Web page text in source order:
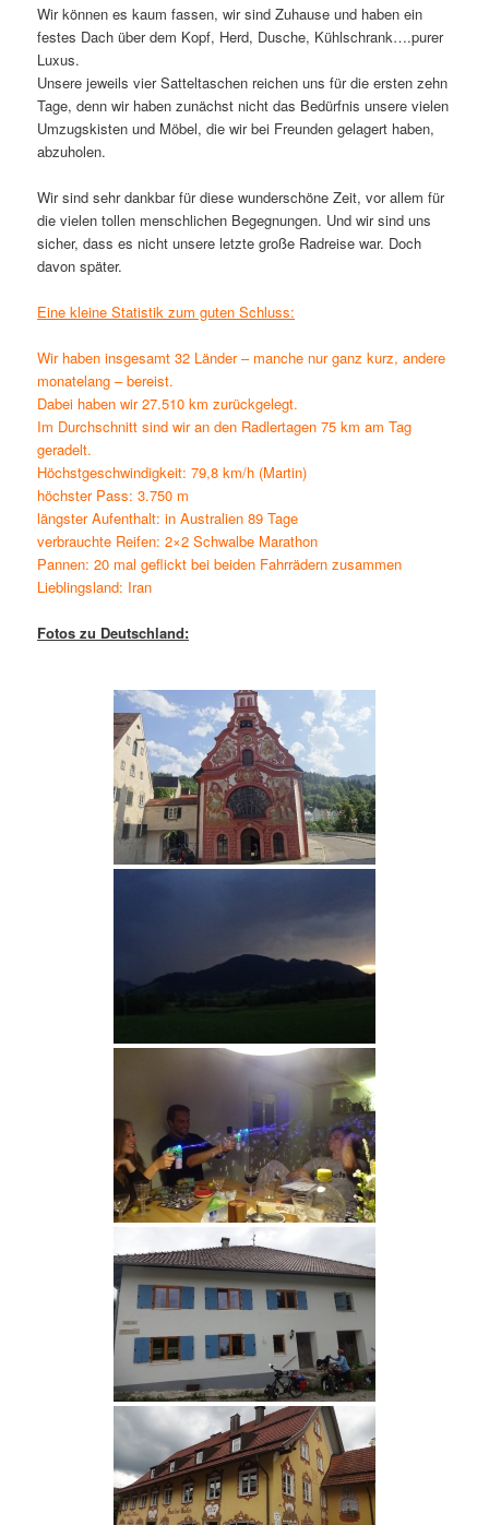
Wir können es kaum fassen, wir sind Zuhause und haben ein
festes Dach über dem Kopf, Herd, Dusche, Kühlschrank….purer
Luxus.
Unsere jeweils vier Satteltaschen reichen uns für die ersten zehn
Tage, denn wir haben zunächst nicht das Bedürfnis unsere vielen
Umzugskisten und Möbel, die wir bei Freunden gelagert haben,
abzuholen.
Wir sind sehr dankbar für diese wunderschöne Zeit, vor allem für
die vielen tollen menschlichen Begegnungen. Und wir sind uns
sicher, dass es nicht unsere letzte große Radreise war. Doch
davon später.
Eine kleine Statistik zum guten Schluss:
Wir haben insgesamt 32 Länder – manche nur ganz kurz, andere
monatelang – bereist.
Dabei haben wir 27.510 km zurückgelegt.
Im Durchschnitt sind wir an den Radlertagen 75 km am Tag
geradelt.
Höchstgeschwindigkeit: 79,8 km/h (Martin)
höchster Pass: 3.750 m
längster Aufenthalt: in Australien 89 Tage
verbrauchte Reifen: 2×2 Schwalbe Marathon
Pannen: 20 mal geflickt bei beiden Fahrrädern zusammen
Lieblingsland: Iran
Fotos zu Deutschland: